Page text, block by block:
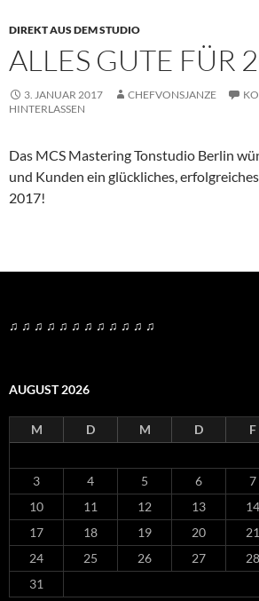
DIREKT AUS DEM STUDIO
ALLES GUTE FÜR
3. JANUAR 2017 CHEFVONSJANZE
HINTERLASSEN
Das MCS Mastering Tonstudio Berlin
und Kunden ein glückliches,
2017!
♫ ♫ ♫ ♫ ♫ ♫ ♫ ♫ ♫ ♫ ♫ ♫
AUGUST 2026
M D M D F
3
4 5 6 7
10
11 12 13 14
17
18 19 20 21
24
25 26 27 28
31